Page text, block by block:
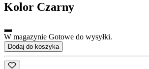
Kolor Czarny
W magazynie Gotowe do wysyłki.
Dodaj do koszyka